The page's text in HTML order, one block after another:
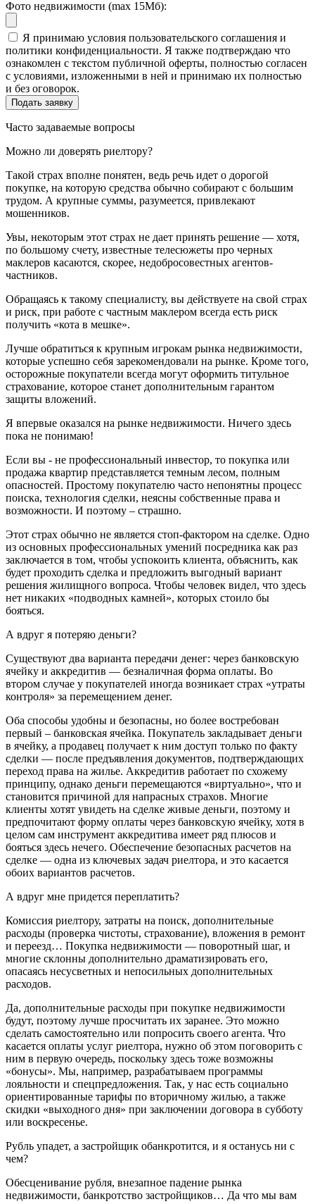
Фото недвижимости (max 15Мб):
Я принимаю условия пользовательского соглашения и
политики конфиденциальности. Я также подтверждаю что
ознакомлен с текстом публичной оферты, полностью согласен
с условиями, изложенными в ней и принимаю их полностью
и без оговорок.
Часто задаваемые вопросы
Можно ли доверять риелтору?
Такой страх вполне понятен, ведь речь идет о дорогой
покупке, на которую средства обычно собирают с большим
трудом. А крупные суммы, разумеется, привлекают
мошенников.
Увы, некоторым этот страх не дает принять решение — хотя,
по большому счету, известные телесюжеты про черных
маклеров касаются, скорее, недобросовестных агентов-
частников.
Обращаясь к такому специалисту, вы действуете на свой страх
и риск, при работе с частным маклером всегда есть риск
получить «кота в мешке».
Лучше обратиться к крупным игрокам рынка недвижимости,
которые успешно себя зарекомендовали на рынке. Кроме того,
осторожные покупатели всегда могут оформить титульное
страхование, которое станет дополнительным гарантом
защиты вложений.
Я впервые оказался на рынке недвижимости. Ничего здесь
пока не понимаю!
Если вы - не профессиональный инвестор, то покупка или
продажа квартир представляется темным лесом, полным
опасностей. Простому покупателю часто непонятны процесс
поиска, технология сделки, неясны собственные права и
возможности. И поэтому – страшно.
Этот страх обычно не является стоп-фактором на сделке. Одно
из основных профессиональных умений посредника как раз
заключается в том, чтобы успокоить клиента, объяснить, как
будет проходить сделка и предложить выгодный вариант
решения жилищного вопроса. Чтобы человек видел, что здесь
нет никаких «подводных камней», которых стоило бы
бояться.
А вдруг я потеряю деньги?
Существуют два варианта передачи денег: через банковскую
ячейку и аккредитив — безналичная форма оплаты. Во
втором случае у покупателей иногда возникает страх «утраты
контроля» за перемещением денег.
Оба способы удобны и безопасны, но более востребован
первый – банковская ячейка. Покупатель закладывает деньги
в ячейку, а продавец получает к ним доступ только по факту
сделки — после предъявления документов, подтверждающих
переход права на жилье. Аккредитив работает по схожему
принципу, однако деньги перемещаются «виртуально», что и
становится причиной для напрасных страхов. Многие
клиенты хотят увидеть на сделке живые деньги, поэтому и
предпочитают форму оплаты через банковскую ячейку, хотя в
целом сам инструмент аккредитива имеет ряд плюсов и
бояться здесь нечего. Обеспечение безопасных расчетов на
сделке — одна из ключевых задач риелтора, и это касается
обоих вариантов расчетов.
А вдруг мне придется переплатить?
Комиссия риелтору, затраты на поиск, дополнительные
расходы (проверка чистоты, страхование), вложения в ремонт
и переезд… Покупка недвижимости — поворотный шаг, и
многие склонны дополнительно драматизировать его,
опасаясь несусветных и непосильных дополнительных
расходов.
Да, дополнительные расходы при покупке недвижимости
будут, поэтому лучше просчитать их заранее. Это можно
сделать самостоятельно или попросить своего агента. Что
касается оплаты услуг риелтора, нужно об этом поговорить с
ним в первую очередь, поскольку здесь тоже возможны
«бонусы». Мы, например, разрабатываем программы
лояльности и спецпредложения. Так, у нас есть социально
ориентированные тарифы по вторичному жилью, а также
скидки «выходного дня» при заключении договора в субботу
или воскресенье.
Рубль упадет, а застройщик обанкротится, и я останусь ни с
чем?
Обесценивание рубля, внезапное падение рынка
недвижимости, банкротство застройщиков… Да что мы вам